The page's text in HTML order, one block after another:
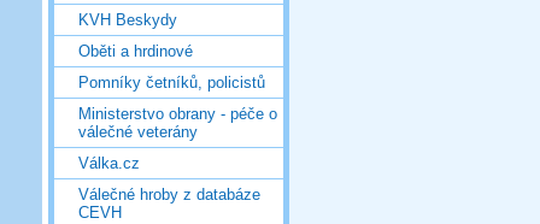
KVH Beskydy
Oběti a hrdinové
Pomníky četníků, policistů
Ministerstvo obrany - péče o
válečné veterány
Válka.cz
Válečné hroby z databáze
CEVH